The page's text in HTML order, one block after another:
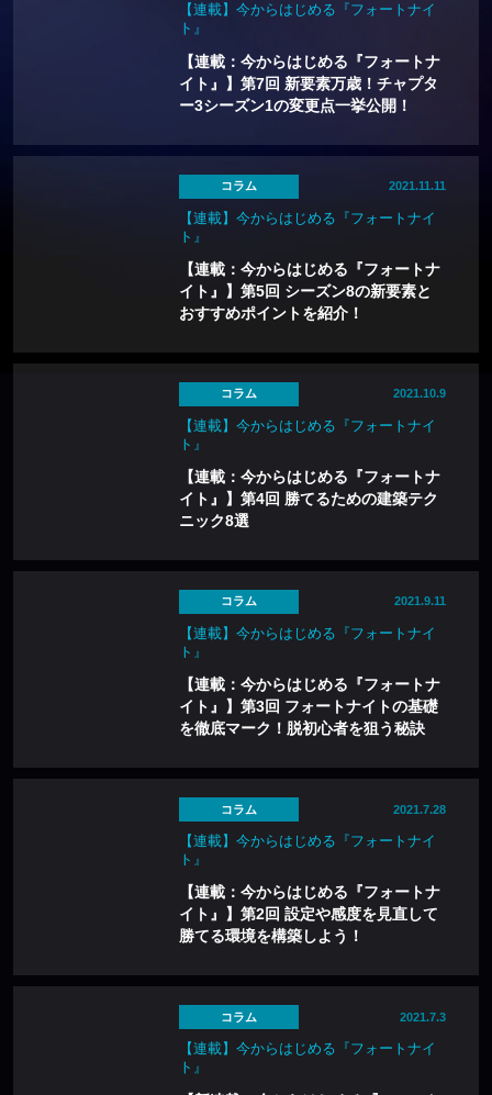
【連載】今からはじめる『フォートナイ
ト』
【連載：今からはじめる『フォートナ
イト』】第7回 新要素万歳！チャプタ
ー3シーズン1の変更点一挙公開！
コラム 2021.11.11
【連載】今からはじめる『フォートナイ
ト』
【連載：今からはじめる『フォートナ
イト』】第5回 シーズン8の新要素と
おすすめポイントを紹介！
コラム 2021.10.9
【連載】今からはじめる『フォートナイ
ト』
【連載：今からはじめる『フォートナ
イト』】第4回 勝てるための建築テク
ニック8選
コラム 2021.9.11
【連載】今からはじめる『フォートナイ
ト』
【連載：今からはじめる『フォートナ
イト』】第3回 フォートナイトの基礎
を徹底マーク！脱初心者を狙う秘訣
コラム 2021.7.28
【連載】今からはじめる『フォートナイ
ト』
【連載：今からはじめる『フォートナ
イト』】第2回 設定や感度を見直して
勝てる環境を構築しよう！
コラム 2021.7.3
【連載】今からはじめる『フォートナイ
ト』